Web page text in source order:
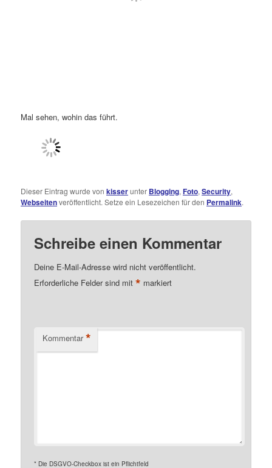
Mal sehen, wohin das führt.
Dieser Eintrag wurde vonkisserunter Blogging,Foto,Security,
Webseitenveröffentlicht. Setze ein Lesezeichen für den Permalink.
Schreibe einen Kommentar
Deine E-Mail-Adresse wird nicht veröffentlicht.
Erforderliche Felder sind mit* markiert
Kommentar *
* Die DSGVO-Checkbox ist ein Pflichtfeld